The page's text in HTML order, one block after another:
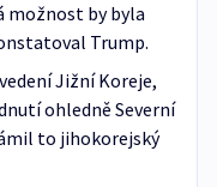
možnost by byla
Trump.
Jižní Koreje,
ohledně Severní
to jihokorejský